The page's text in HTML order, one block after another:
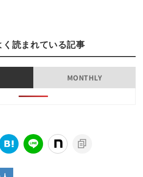
く読まれている記事
MONTHLY